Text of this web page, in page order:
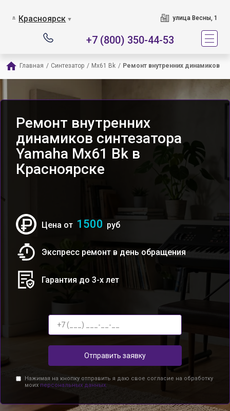
Красноярск ▼ улица Весны, 1
+7 (800) 350-44-53
Главная / Синтезатор / Mx61 Bk / Ремонт внутренних динамиков
Ремонт внутренних
динамиков синтезатора
Yamaha Mx61 Bk в
Красноярске
Цена от 1500 руб
Экспресс ремонт в день обращения
Гарантия до 3-х лет
Отправить заявку
Нажимая на кнопку отправить я даю свое согласие на обработку
моих персональных данных.